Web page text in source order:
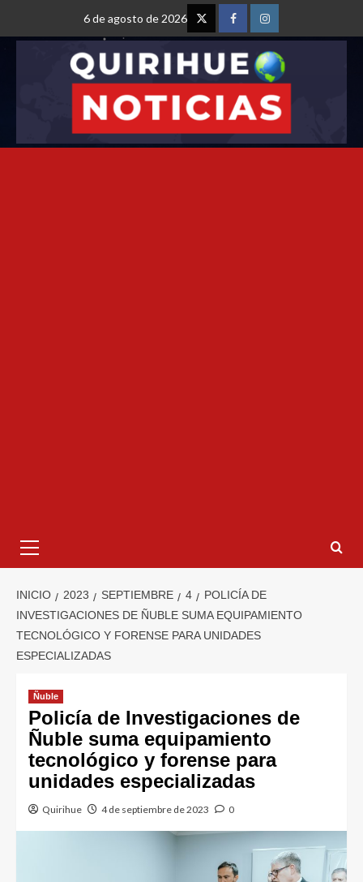
6 de agosto de 2026
INICIO 2023 SEPTIEMBRE 4
POLICÍA DE
INVESTIGACIONES DE ÑUBLE SUMA EQUIPAMIENTO
TECNOLÓGICO Y FORENSE PARA UNIDADES
ESPECIALIZADAS
Ñuble
Policía de Investigaciones de
Ñuble suma equipamiento
tecnológico y forense para
unidades especializadas
Quirihue 4 de septiembre de 2023 0